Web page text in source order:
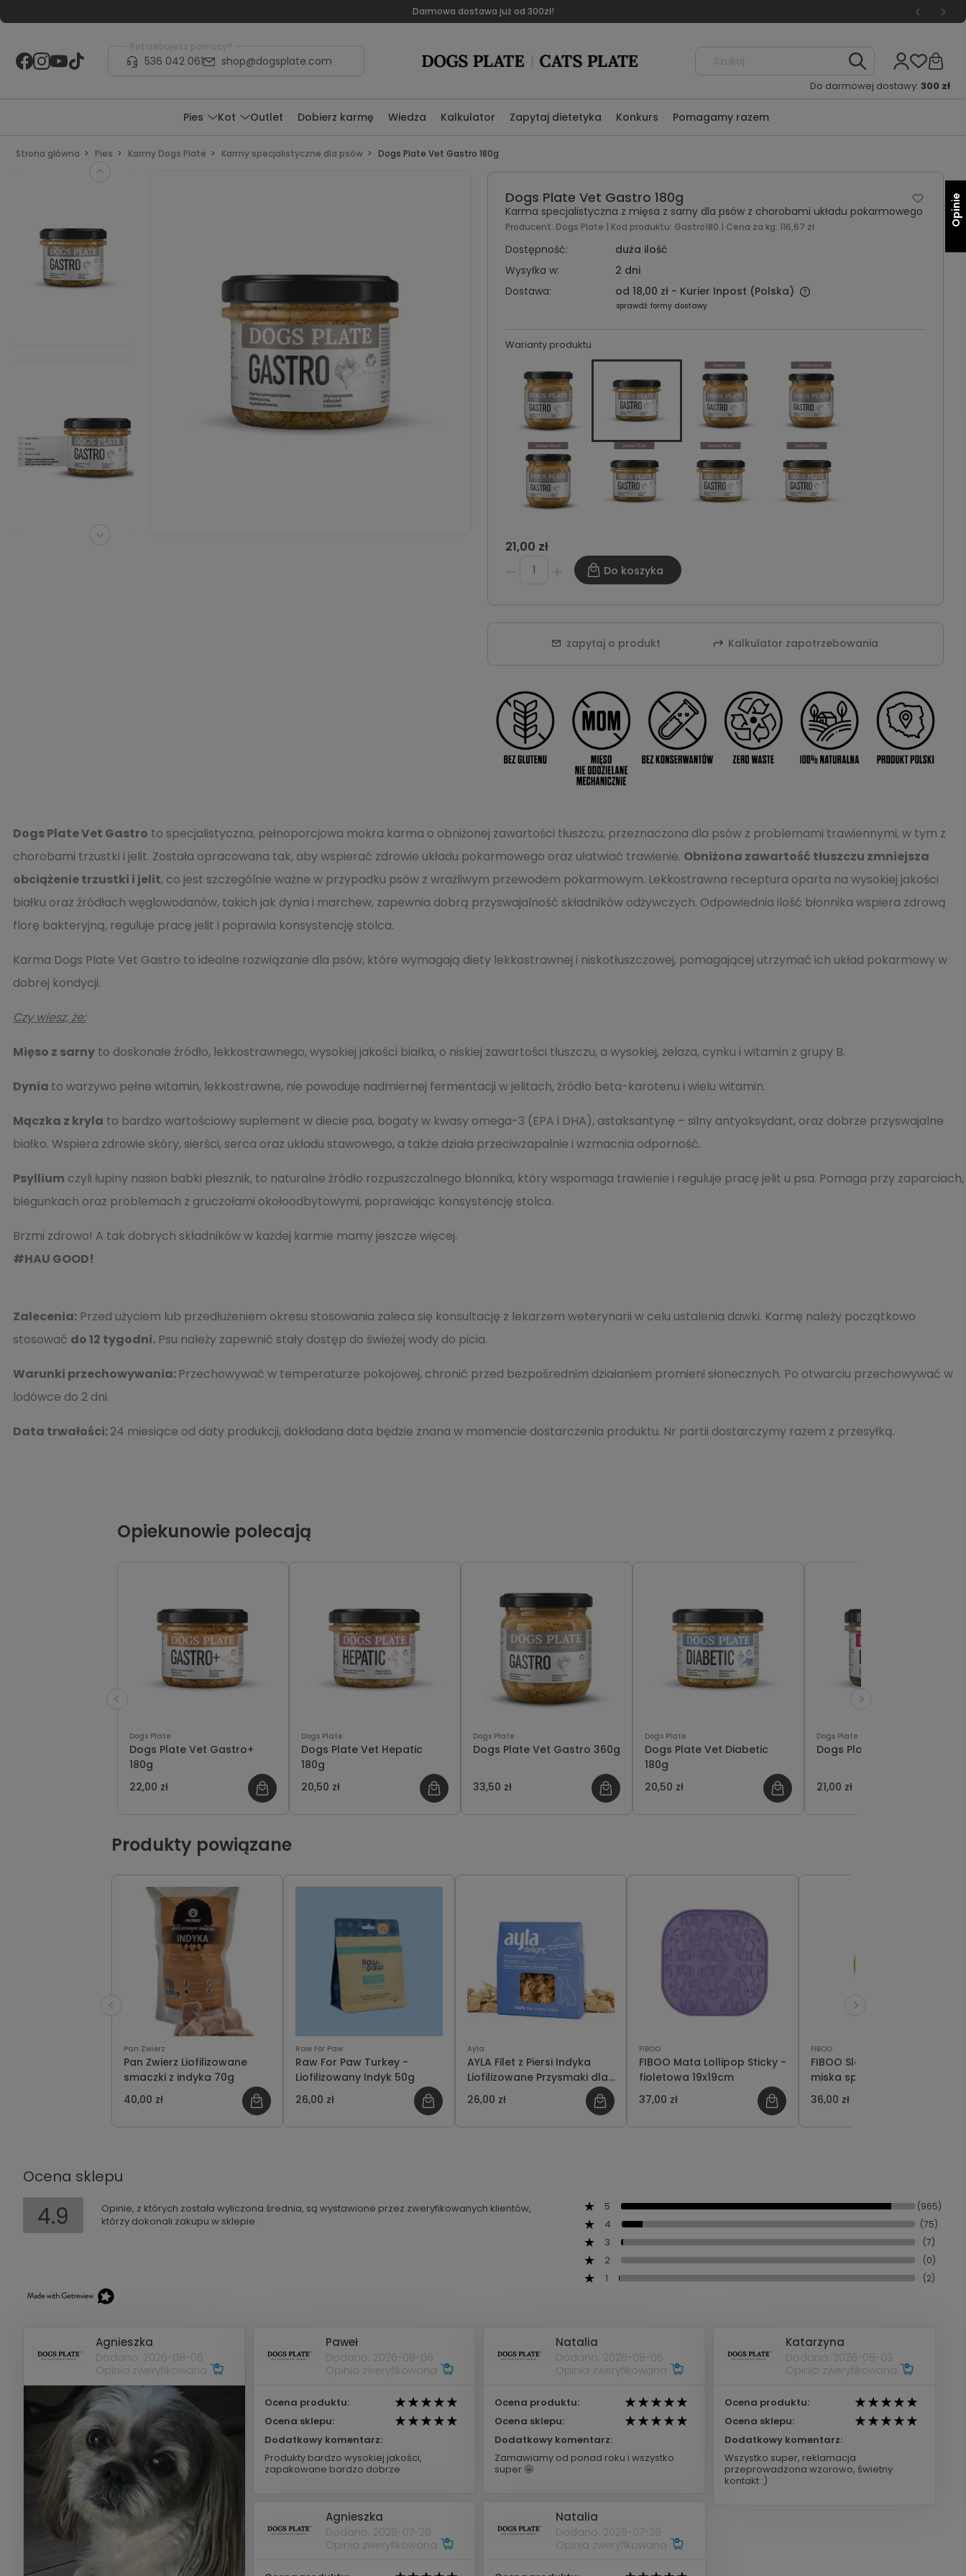
Darmowa dostawa już od 300zł!
Potrzebujesz pomocy?
536 042 061 shop@dogsplate.com
Do darmowej dostawy: 300 zł
Pies Kot Outlet Dobierz karmę Wiedza Kalkulator Zapytaj dietetyka Konkurs Pomagamy razem
Strona główna Pies Karmy Dogs Plate Karmy specjalistyczne dla psów Dogs Plate Vet Gastro 180g
Dogs Plate Vet Gastro 180g
Karma specjalistyczna z mięsa z sarny dla psów z chorobami układu pokarmowego
Producent: Dogs Plate | Kod produktu: Gastro180 | Cena za kg: 116,67 zł
Dostępność:
duża ilość
Wysyłka w:
2 dni
Dostawa:
od 18,00 zł - Kurier Inpost (Polska)
sprawdź formy dostawy
Warianty produktu
21,00 zł
Do koszyka
zapytaj o produkt Kalkulator zapotrzebowania
Dogs Plate Vet Gastro to specjalistyczna, pełnoporcjowa mokra karma o obniżonej zawartości tłuszczu, przeznaczona dla psów z problemami trawiennymi, w tym z
chorobami trzustki i jelit. Została opracowana tak, aby wspierać zdrowie układu pokarmowego oraz ułatwiać trawienie. Obniżona zawartość tłuszczu zmniejsza
obciążenie trzustki i jelit, co jest szczególnie ważne w przypadku psów z wrażliwym przewodem pokarmowym. Lekkostrawna receptura oparta na wysokiej jakości
białku oraz źródłach węglowodanów, takich jak dynia i marchew, zapewnia dobrą przyswajalność składników odżywczych. Odpowiednia ilość błonnika wspiera zdrową
florę bakteryjną, reguluje pracę jelit i poprawia konsystencję stolca.
Karma Dogs Plate Vet Gastro to idealne rozwiązanie dla psów, które wymagają diety lekkostrawnej i niskotłuszczowej, pomagającej utrzymać ich układ pokarmowy w
dobrej kondycji.
Czy wiesz, że:
Mięso z sarny to doskonałe źródło, lekkostrawnego, wysokiej jakości białka, o niskiej zawartości tłuszczu, a wysokiej, żelaza, cynku i witamin z grupy B.
Dynia to warzywo pełne witamin, lekkostrawne, nie powoduje nadmiernej fermentacji w jelitach, źródło beta-karotenu i wielu witamin.
Mączka z kryla to bardzo wartościowy suplement w diecie psa, bogaty w kwasy omega-3 (EPA i DHA), astaksantynę – silny antyoksydant, oraz dobrze przyswajalne
białko. Wspiera zdrowie skóry, sierści, serca oraz układu stawowego, a także działa przeciwzapalnie i wzmacnia odporność.
Psyllium czyli łupiny nasion babki płesznik, to naturalne źródło rozpuszczalnego błonnika, który wspomaga trawienie i reguluje pracę jelit u psa. Pomaga przy zaparciach,
biegunkach oraz problemach z gruczołami okołoodbytowymi, poprawiając konsystencję stolca.
Brzmi zdrowo! A tak dobrych składników w każdej karmie mamy jeszcze więcej.
#HAU GOOD!
Zalecenia: Przed użyciem lub przedłużeniem okresu stosowania zaleca się konsultację z lekarzem weterynarii w celu ustalenia dawki. Karmę należy początkowo
stosować do 12 tygodni. Psu należy zapewnić stały dostęp do świeżej wody do picia.
Warunki przechowywania: Przechowywać w temperaturze pokojowej, chronić przed bezpośrednim działaniem promieni słonecznych. Po otwarciu przechowywać w
lodówce do 2 dni.
Data trwałości:24 miesiące od daty produkcji, dokładana data będzie znana w momencie dostarczenia produktu. Nr partii dostarczymy razem z przesyłką.
Opiekunowie polecają
Dogs Plate
Dogs Plate Vet Gastro+
180g
22,00 zł
Dogs Plate
Dogs Plate Vet Hepatic
180g
20,50 zł
Dogs Plate
Dogs Plate Vet Gastro 360g
33,50 zł
Dogs Plate
Dogs Plate Vet Diabetic
180g
20,50 zł
Dogs Plate
Dogs Plate Delicate 180g
21,00 zł
Produkty powiązane
Pan Zwierz
Pan Zwierz Liofilizowane
smaczki z indyka 70g
40,00 zł
Raw For Paw
Raw For Paw Turkey -
Liofilizowany Indyk 50g
26,00 zł
Ayla
AYLA Filet z Piersi Indyka
Liofilizowane Przysmaki dla
Psa 28g
26,00 zł
FIBOO
FIBOO Mata Lollipop Sticky -
fioletowa 19x19cm
37,00 zł
FIBOO
FIBOO Slow Fiboowl Mini
miska spowalniająca
jedzenie - żółta 15 cm
36,00 zł
Ocena sklepu
4.9
Opinie, z których została wyliczona średnia, są wystawione przez zweryfikowanych klientów,
którzy dokonali zakupu w sklepie.
5 (965)
4 (75)
3 (7)
2 (0)
1 (2)
Agnieszka
Dodano: 2026-08-06
Opinia zweryfikowana
Paweł
Dodano: 2026-08-06
Opinia zweryfikowana
Ocena produktu:
Ocena sklepu:
Dodatkowy komentarz:
Produkty bardzo wysokiej jakości,
zapakowane bardzo dobrze.
Natalia
Dodano: 2026-08-05
Opinia zweryfikowana
Ocena produktu:
Ocena sklepu:
Dodatkowy komentarz:
Zamawiamy od ponad roku i wszystko
super 🤩
Katarzyna
Dodano: 2026-08-03
Opinia zweryfikowana
Ocena produktu:
Ocena sklepu:
Dodatkowy komentarz:
Wszystko super, reklamacja
przeprowadzona wzorowo, świetny
kontakt :)
Agnieszka
Dodano: 2026-07-26
Opinia zweryfikowana
Natalia
Dodano: 2026-07-26
Opinia zweryfikowana
Opinie